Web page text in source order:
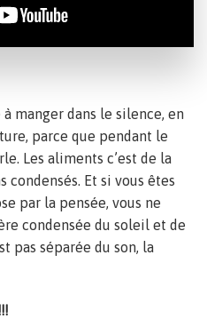
manger dans le silence, en
parce que pendant le
Les aliments c’est de la
condensés. Et si vous êtes
par la pensée, vous ne
condensée du soleil et de
pas séparée du son, la